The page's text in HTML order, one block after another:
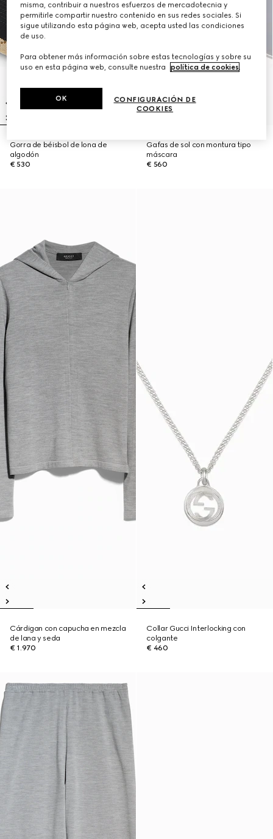
Gorra de béisbol de lona de
algodón
€ 530
Gafas de sol con montura tipo
máscara
€ 560
Cárdigan con capucha en mezcla
de lana y seda
€ 1.970
Collar Gucci Interlocking con
colgante
€ 460
misma, contribuir a nuestros esfuerzos de mercadotecnia y
permitirle compartir nuestro contenido en sus redes sociales. Si
sigue utilizando esta página web, acepta usted las condiciones
de uso.
Para obtener más información sobre estas tecnologías y sobre su
uso en esta página web, consulte nuestra
política de cookies.
CONFIGURACIÓN DE
COOKIES
OK